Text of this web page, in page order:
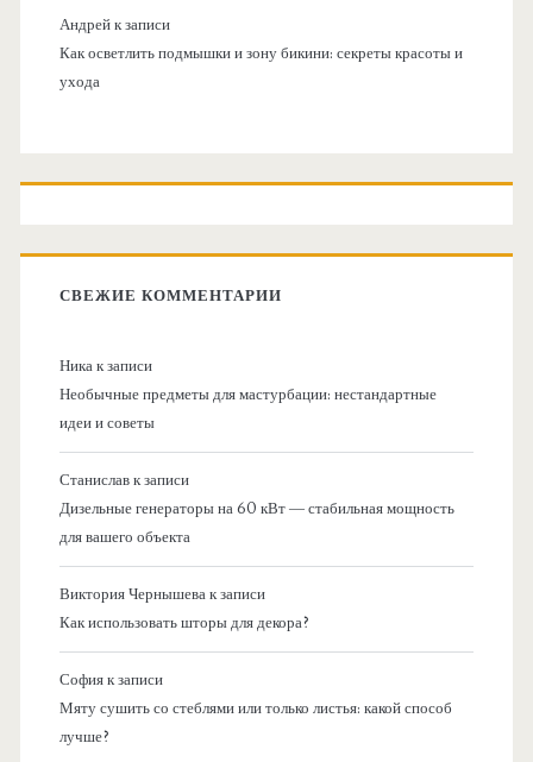
Андрейк записи
Как осветлить подмышки и зону бикини: секреты красоты и
ухода
СВЕЖИЕ КОММЕНТАРИИ
Никак записи
Необычные предметы для мастурбации: нестандартные
идеи и советы
Станиславк записи
Дизельные генераторы на 60 кВт — стабильная мощность
для вашего объекта
Виктория Чернышевак записи
Как использовать шторы для декора?
Софияк записи
Мяту сушить со стеблями или только листья: какой способ
лучше?